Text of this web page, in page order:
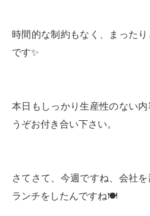
時間的な制約もなく、まった
です✨
本日もしっかり生産性のない
うぞお付き合い下さい。
さてさて、今週ですね、会社
ランチをしたんですね🍽